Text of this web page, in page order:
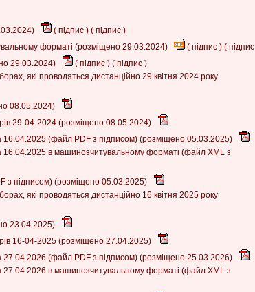
( підпис ) ( підпис )
форматі (розміщено 29.03.2024)
( підпис ) ( підпис
29.03.2024)
( підпис ) ( підпис )
які проводяться дистанційно 29 квітня 2024 року
08.05.2024)
29-04-2024 (розміщено 08.05.2024)
16.04.2025 (файл PDF з підписом) (розміщено 05.03.2025)
16.04.2025 в машинозчитувальному форматі (файл XML з
з підписом) (розміщено 05.03.2025)
які проводяться дистанційно 16 квітня 2025 року
23.04.2025)
16-04-2025 (розміщено 27.04.2025)
27.04.2026 (файл PDF з підписом) (розміщено 25.03.2026)
27.04.2026 в машинозчитувальному форматі (файл XML з